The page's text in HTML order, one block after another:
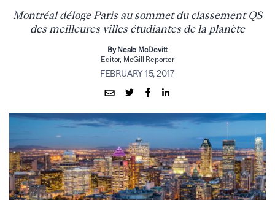
Montréal déloge Paris au sommet du classement QS
des meilleures villes étudiantes de la planète
By Neale McDevitt
Editor, McGill Reporter
FEBRUARY 15, 2017